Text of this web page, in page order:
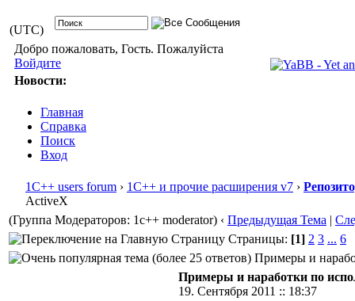
(UTC)
Добро пожаловать, Гость. Пожалуйста
Войдите
Новости:
Главная
Справка
Поиск
Вход
1С++ users forum › 1С++ и прочие расширения v7 ›
ActiveX
(Группа Модераторов: 1c++ moderator) ‹ Предыдущая Тема |
Страницы: [1] 2 3 ... 6
Примеры и
Примеры и наработки по
19. Сентября 2011 :: 18:37